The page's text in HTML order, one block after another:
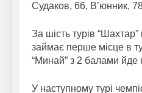
Судаков, 66, В’юнник,
За шість турів
займає перше місце в
“Минай” з 2 балами йде
У наступному турі